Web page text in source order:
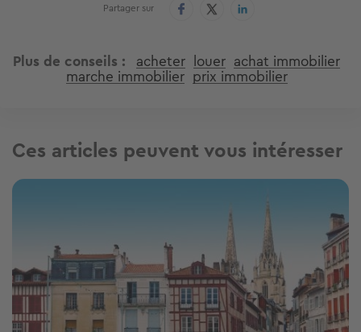
Partager sur
Plus de conseils acheter louer achat immobilier
marche immobilier prix immobilier
Ces articles peuvent vous intéresser
Image